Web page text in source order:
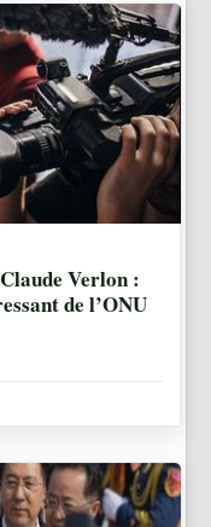
Verlon :
de l’ONU